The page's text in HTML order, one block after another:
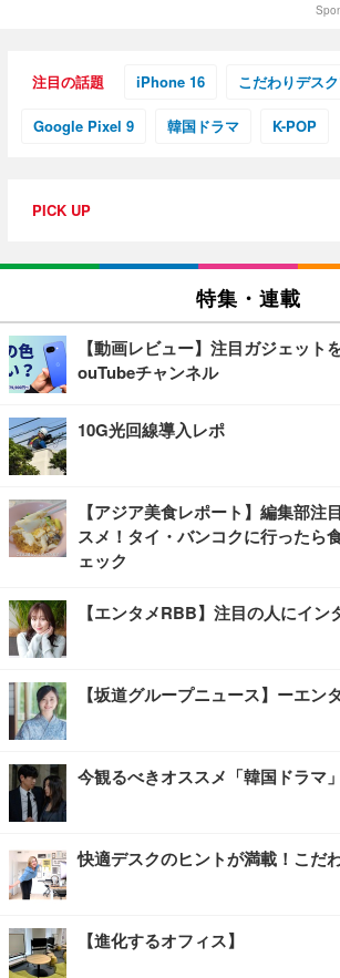
注目の話題 iPhone 16 こだわりデス
Google Pixel 9 韓国ドラマ K-POP
PICK UP
特集・連載
【動画レビュー】注目ガジェット
ouTubeチャンネル
10G光回線導入レポ
【アジア美食レポート】編集部注
スメ！タイ・バンコクに行ったら
ェック
【エンタメRBB】注目の人にイン
【坂道グループニュース】ーエン
今観るべきオススメ「韓国ドラマ」
快適デスクのヒントが満載！こだ
【進化するオフィス】